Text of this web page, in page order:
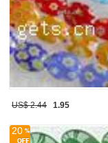
US$ 2.44 1.95
20